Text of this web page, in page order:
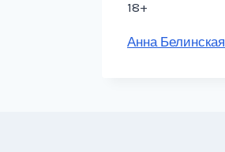
18+
Метки
Анна Белинская